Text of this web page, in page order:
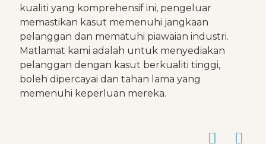
kualiti yang komprehensif ini, pengeluar
memastikan kasut memenuhi jangkaan
pelanggan dan mematuhi piawaian industri.
Matlamat kami adalah untuk menyediakan
pelanggan dengan kasut berkualiti tinggi,
boleh dipercayai dan tahan lama yang
memenuhi keperluan mereka.